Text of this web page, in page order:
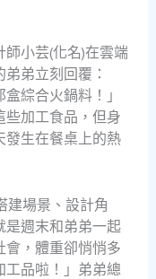
師小芸(化名)在雲端
弟立刻回覆：
綜合火鍋料！」
些加工食品，但身
發生在餐桌上的熱
建場景、設計角
是週末和弟弟一起
會，體重卻悄悄多
工品啦！」弟弟總